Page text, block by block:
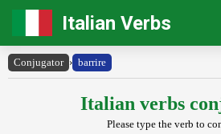
Italian Verbs
Conjugator › barrire
Italian verbs
Please type the verb to